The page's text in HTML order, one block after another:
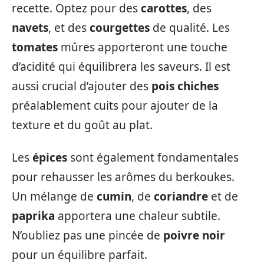
recette. Optez pour descarottes, des
navets, et descourgettes de qualité. Les
tomates mûres apporteront une touche
d’acidité qui équilibrera les saveurs. Il est
aussi crucial d’ajouter des pois chiches
préalablement cuits pour ajouter de la
texture et du goût au plat.
Lesépices sont également fondamentales
pour rehausser les arômes du berkoukes.
Un mélange de cumin, de coriandre et de
paprika apportera une chaleur subtile.
N’oubliez pas une pincée de poivre noir
pour un équilibre parfait.